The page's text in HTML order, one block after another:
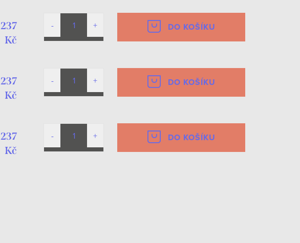
237
Kč
DO KOŠÍKU
237
Kč
DO KOŠÍKU
237
Kč
DO KOŠÍKU